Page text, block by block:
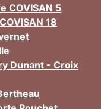
COVISAN 5
18
Dunant - Croix